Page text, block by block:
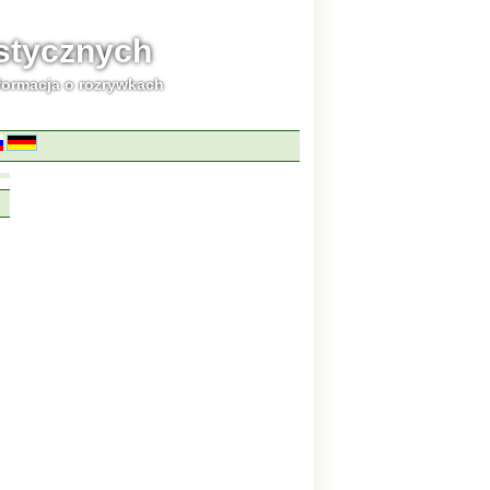
o rozrywkach